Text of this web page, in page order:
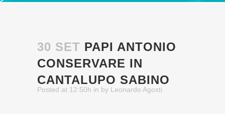
30 SET PAPI ANTONIO
CONSERVARE IN
CANTALUPO SABINO
Posted at 12:50h in by Leonardo Agosti